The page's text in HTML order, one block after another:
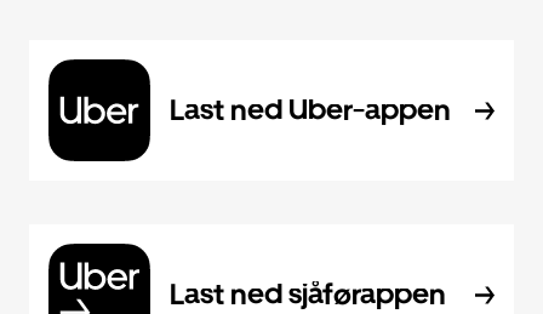
Last ned Uber-appen
Last ned sjåførappen